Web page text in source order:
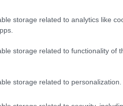
storage related to analytics like
storage related to functionality of
storage related to personalization.
láthatunk, amely jobban